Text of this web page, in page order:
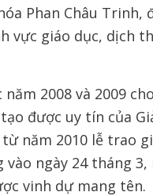
Phan Châu Trinh,
vực giáo dục, dịch
2008 và 2009
được uy tín của
năm 2010 lễ trao
ngày 24 tháng 3,
vinh dự mang tên.